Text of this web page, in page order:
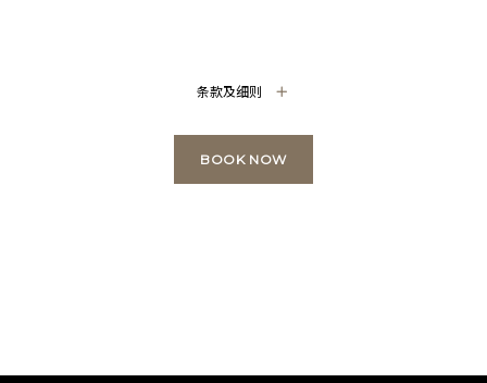
条款及细则
BOOK NOW